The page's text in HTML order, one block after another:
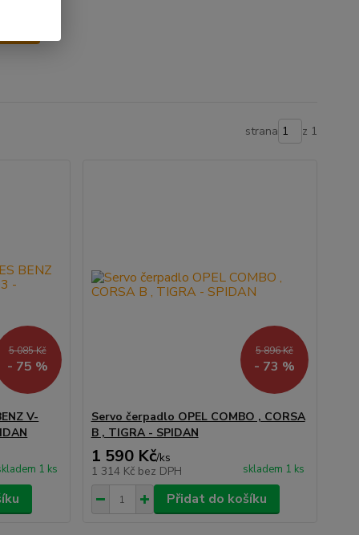
strana z 1
5 085 Kč
- 75 %
V-
1 ks
5 896 Kč
- 73 %
Servo čerpadlo OPEL COMBO , CORSA
B , TIGRA - SPIDAN
1 590 Kč/ks
1 314 Kč bez DPH skladem 1 ks
Přidat do košíku